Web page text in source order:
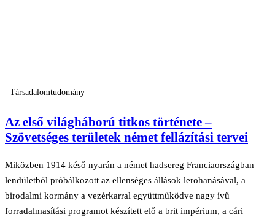
Társadalomtudomány
Az első világháború titkos története –
Szövetséges területek német fellázítási tervei
Miközben 1914 késő nyarán a német hadsereg Franciaországban
lendületből próbálkozott az ellenséges állások lerohanásával, a
birodalmi kormány a vezérkarral együttműködve nagy ívű
forradalmasítási programot készített elő a brit impérium, a cári